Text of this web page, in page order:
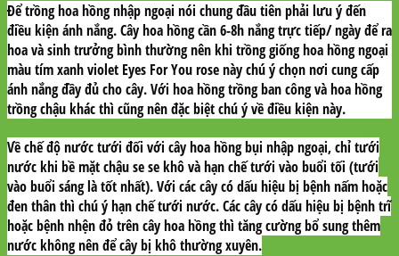
Để trồng hoa hồng nhập ngoại nói chung đầu tiên phải lưu ý đến
điều kiện ánh nắng. Cây hoa hồng cần 6-8h nắng trực tiếp/ ngày để ra
hoa và sinh trưởng bình thường nên khi trồng giống hoa hồng ngoại
màu tím xanh violet Eyes For You rose này chú ý chọn nơi cung cấp
ánh nắng đầy đủ cho cây. Với hoa hồng trồng ban công và hoa hồng
trồng chậu khác thì cũng nên đặc biệt chú ý về điều kiện này.
Về chế độ nước tưới đối với cây hoa hồng bụi nhập ngoại, chỉ tưới
nước khi bề mặt chậu se se khô và hạn chế tưới vào buổi tối (tưới
vào buổi sáng là tốt nhất). Với các cây có dấu hiệu bị bệnh nấm hoặc
đen thân thì chú ý hạn chế tưới nước. Các cây có dấu hiệu bị bệnh trĩ
hoặc bệnh nhện đỏ trên cây hoa hồng thì tăng cường bổ sung thêm
nước không nên để cây bị khô thường xuyên.